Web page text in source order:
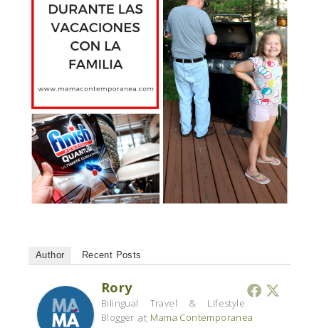
Author Recent Posts
Rory
Bilingual Travel & Lifestyle
Blogger at Mama Contemporanea